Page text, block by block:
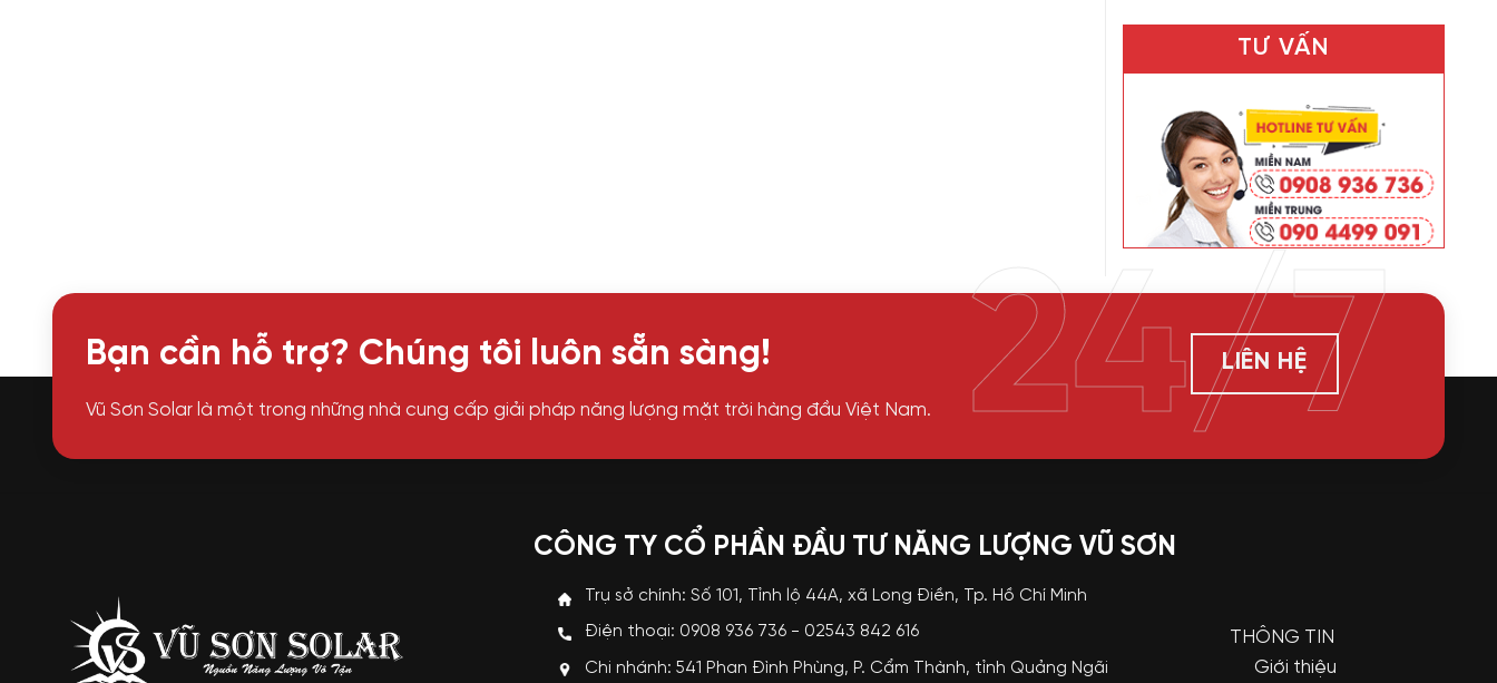
TƯ VẤN
Bạn cần hỗ trợ? Chúng tôi luôn sẵn sàng!
Vũ Sơn Solar là một trong những nhà cung cấp giải pháp năng lượng mặt trời hàng đầu Việt Nam.
LIÊN HỆ
24/7
CÔNG TY CỔ PHẦN ĐẦU TƯ NĂNG LƯỢNG VŨ SƠN
Trụ sở chính: Số 101, Tỉnh lộ 44A, xã Long Điền, Tp. Hồ Chí Minh
Điện thoại: 0908 936 736 - 02543 842 616
Chi nhánh: 541 Phan Đình Phùng, P. Cẩm Thành, tỉnh Quảng Ngãi
THÔNG TIN
Giới thiệu